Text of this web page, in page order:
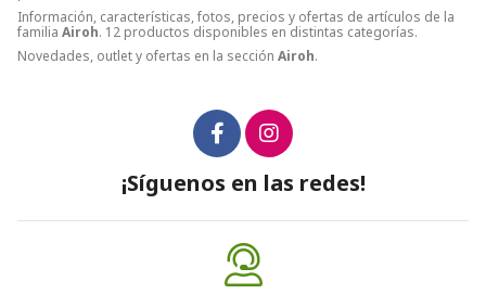
Información, características, fotos, precios y ofertas de artículos de la
familia Airoh. 12 productos disponibles en distintas categorías.
Novedades, outlet y ofertas en la sección Airoh.
¡Síguenos en las redes!